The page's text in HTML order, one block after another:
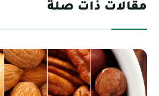
مقالات ذات صلة